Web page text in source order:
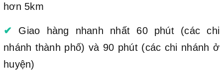
hơn 5km
✔ Giao hàng nhanh nhất 60 phút (các chi
nhánh thành phố) và 90 phút (các chi nhánh ở
huyện)